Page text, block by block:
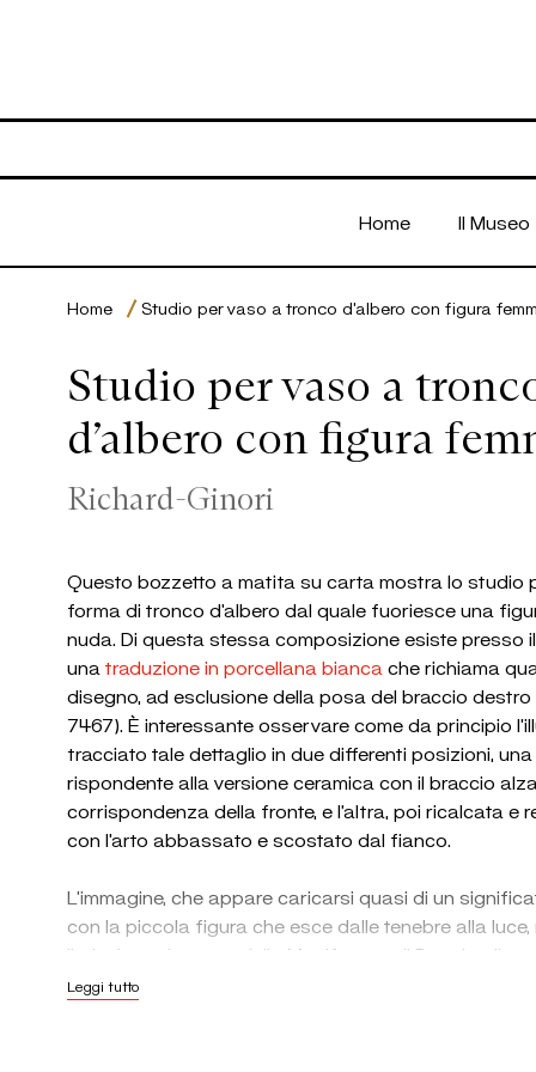
Home Il Museo
Home Studio per vaso a tronco d’albero con figura
Studio per vaso a
d’albero con figura
Richard-Ginori
Questo bozzetto a matita su carta mostra lo studio
forma di tronco d’albero dal quale fuoriesce una
nuda. Di questa stessa composizione esiste presso
una traduzione in porcellana bianca che richiama
disegno, ad esclusione della posa del braccio destro
7467). È interessante osservare come da principio
tracciato tale dettaglio in due differenti posizioni,
rispondente alla versione ceramica con il braccio
corrispondenza della fronte, e l’altra, poi ricalcata e
con l’arto abbassato e scostato dal fianco.
L’immagine, che appare caricarsi quasi di un
con la piccola figura che esce dalle tenebre alla luce,
l’adesione da parte della Manifattura di Doccia allo
primissimi anni del Novecento. L’allora direttore
Leggi tutto